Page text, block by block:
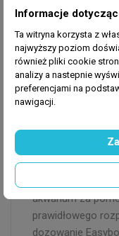
Pierwszy tydzień
Drugi tydzień 2
Trzeci tydzień 3
Czwarty tydzień 4
Dawka może być
zależności od
Easybooster
akwarium za
prawidłowego
dozowanie
Informacje
Ta witryna korzysta z
najwyższy poziom
również pliki cookie
analizy a nastepnie
preferencjami na
nawigacji.